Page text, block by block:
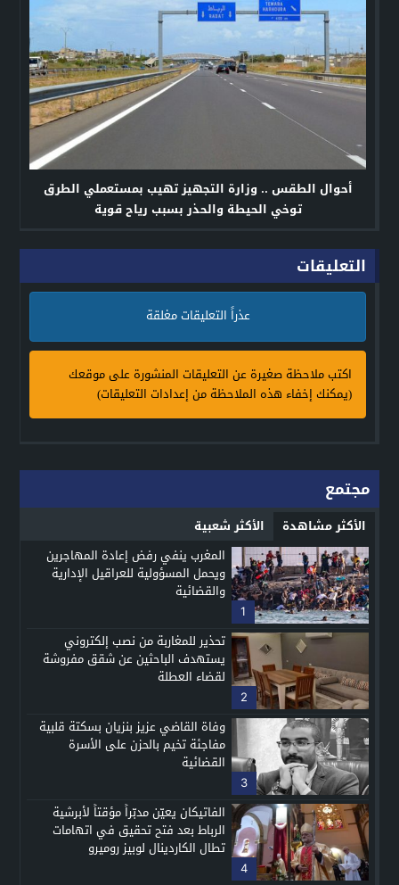
أحوال الطقس .. وزارة التجهيز تهيب بمستعملي الطرق
توخي الحيطة والحذر بسبب رياح قوية
التعليقات
عذراً التعليقات مغلقة
اكتب ملاحظة صغيرة عن التعليقات المنشورة على موقعك
(يمكنك إخفاء هذه الملاحظة من إعدادات التعليقات)
مجتمع
الأكثر مشاهدة الأكثر شعبية
1
المغرب ينفي رفض إعادة المهاجرين
ويحمل المسؤولية للعراقيل الإدارية
والقضائية
2
تحذير للمغاربة من نصب إلكتروني
يستهدف الباحثين عن شقق مفروشة
لقضاء العطلة
3
وفاة القاضي عزيز بنزيان بسكتة قلبية
مفاجئة تخيم بالحزن على الأسرة
القضائية
4
الفاتيكان يعيّن مدبّراً مؤقتاً لأبرشية
الرباط بعد فتح تحقيق في اتهامات
تطال الكاردينال لوبيز روميرو